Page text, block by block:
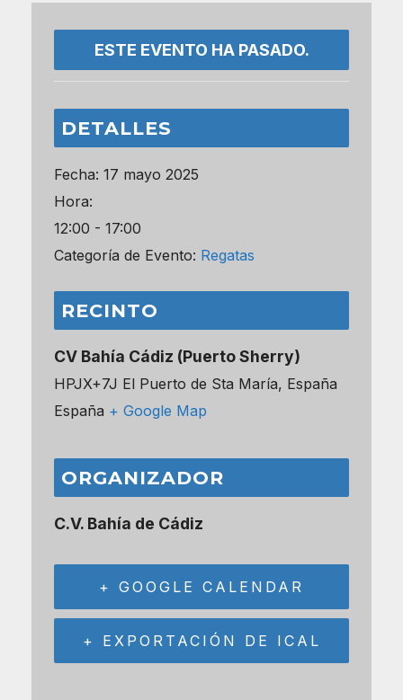
ESTE EVENTO HA PASADO.
DETALLES
Fecha: 17 mayo 2025
Hora:
12:00 - 17:00
Categoría de Evento: Regatas
RECINTO
CV Bahía Cádiz (Puerto Sherry)
HPJX+7J El Puerto de Sta María, España
España + Google Map
ORGANIZADOR
C.V. Bahía de Cádiz
+ GOOGLE CALENDAR
+ EXPORTACIÓN DE ICAL